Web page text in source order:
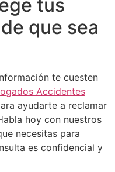
tus
que sea
te cuesten
Accidentes
ayudarte a reclamar
hoy con nuestros
necesitas para
es confidencial y